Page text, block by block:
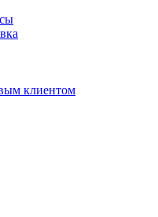
клиентом